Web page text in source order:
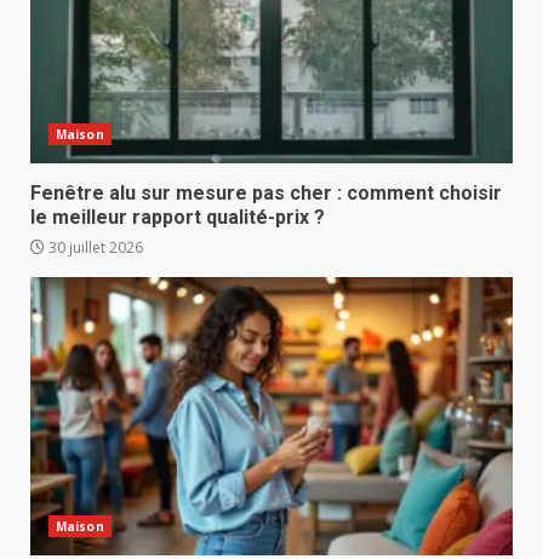
Maison
Fenêtre alu sur mesure pas cher : comment choisir
le meilleur rapport qualité-prix ?
30 juillet 2026
Maison